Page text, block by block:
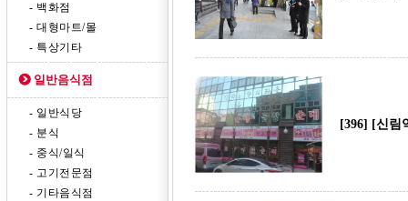
- 백화점
- 대형마트/몰
- 특상기타
일반음식점
- 일반식당
- 분식
- 중식/일식
- 고기전문점
- 기타음식점
[396] [신림